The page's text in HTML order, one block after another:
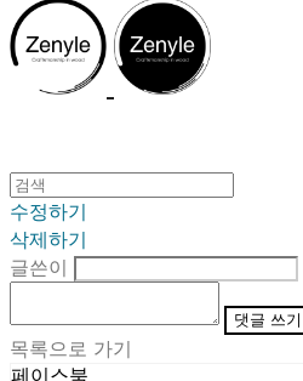
수정하기
삭제하기
글쓴이
댓글 쓰기
목록으로 가기
페이스북